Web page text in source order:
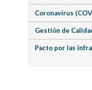
Coronavirus
Gestión de
Pacto por las